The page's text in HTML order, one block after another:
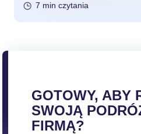
7 min czytania
GOTOWY, ABY
SWOJĄ
FIRMĄ?